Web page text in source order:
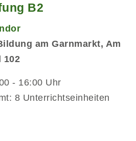
B2
am Garnmarkt, Am
102
- 16:00 Uhr
8 Unterrichtseinheiten